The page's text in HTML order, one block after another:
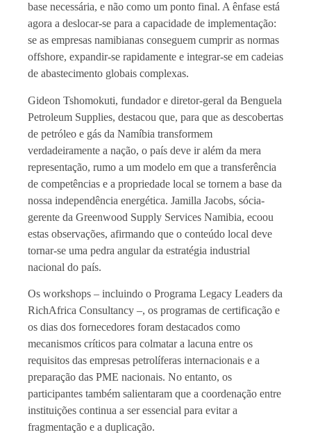
base necessária, e não como um ponto final. A ênfase está
agora a deslocar-se para a capacidade de implementação:
se as empresas namibianas conseguem cumprir as normas
offshore, expandir-se rapidamente e integrar-se em cadeias
de abastecimento globais complexas.
Gideon Tshomokuti, fundador e diretor-geral da Benguela
Petroleum Supplies, destacou que, para que as descobertas
de petróleo e gás da Namíbia transformem
verdadeiramente a nação, o país deve ir além da mera
representação, rumo a um modelo em que a transferência
de competências e a propriedade local se tornem a base da
nossa independência energética. Jamilla Jacobs, sócia-
gerente da Greenwood Supply Services Namibia, ecoou
estas observações, afirmando que o conteúdo local deve
tornar-se uma pedra angular da estratégia industrial
nacional do país.
Os workshops – incluindo o Programa Legacy Leaders da
RichAfrica Consultancy –, os programas de certificação e
os dias dos fornecedores foram destacados como
mecanismos críticos para colmatar a lacuna entre os
requisitos das empresas petrolíferas internacionais e a
preparação das PME nacionais. No entanto, os
participantes também salientaram que a coordenação entre
instituições continua a ser essencial para evitar a
fragmentação e a duplicação.